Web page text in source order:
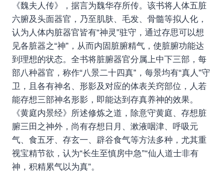
《魏夫人传》，据言为魏华存所传。该书将人体五脏
六腑及头面器官，乃至肌肤、毛发、骨髓等拟人化，
认为人体内脏器官皆有“神灵”驻守，通过存思可以想
见各脏器之“神”，从而内固脏腑精气，使脏腑功能达
到理想的状态。全书将脏腑器官分属上中下三部，每
部八种器官，称作“八景二十四真”，每景均有“真人”守
卫，且各有神名、形影及对应的体表关窍部位，人若
能存想三部神名形影，即能达到存真养神的效果。
《黄庭内景经》所述修炼之道，除意守黄庭、存想脏
腑三田之神外，尚有存想日月、漱液咽津、呼吸元
气、食五牙、存玄一、辟谷食气等方法多种，尤其重
视宝精节欲，认为“长生至慎房中急”“仙人道士非有
神，积精累气以为真”。